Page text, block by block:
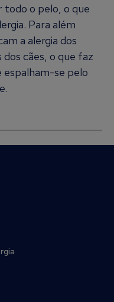
todo o pelo, o que
Para além
a alergia dos
cães, o que faz
espalham-se pelo